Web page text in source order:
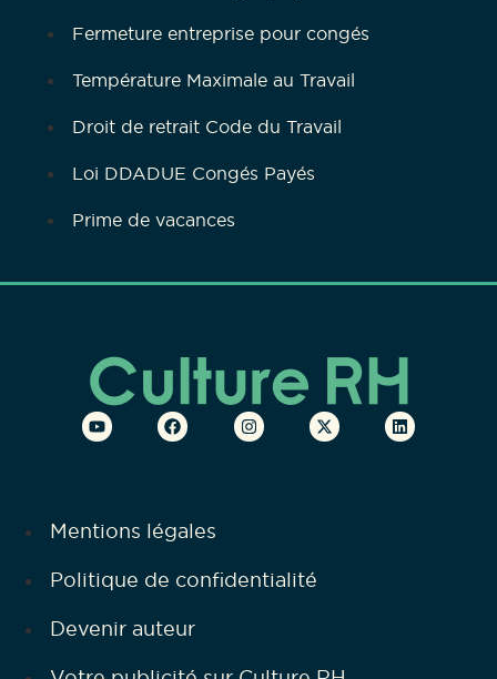
Fermeture entreprise pour congés
Température Maximale au Travail
Droit de retrait Code du Travail
Loi DDADUE Congés Payés
Prime de vacances
Mentions légales
Politique de confidentialité
Devenir auteur